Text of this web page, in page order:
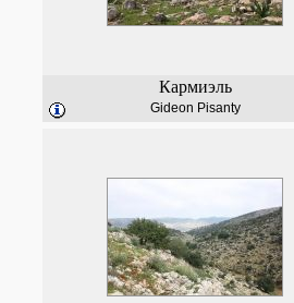
Кармиэль
Gideon Pisanty